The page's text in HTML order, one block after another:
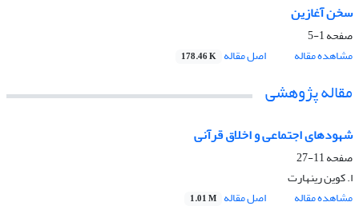
سخن آغازین
صفحه1-5
مشاهده مقاله
اصل مقاله 178.46 K
مقاله پژوهشی
شهودهای اجتماعی و اخلاق قرآنی
صفحه11-27
ا. کوین رینهارت
مشاهده مقاله
اصل مقاله 1.01 M